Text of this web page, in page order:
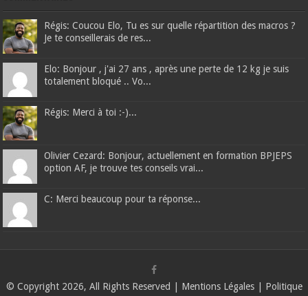
Régis: Coucou Elo, Tu es sur quelle répartition des macros ?
Je te conseillerais de res...
Elo: Bonjour , j'ai 27 ans , après une perte de 12 kg je suis
totalement bloqué .. Vo...
Régis: Merci à toi :-)...
Olivier Cezard: Bonjour, actuellement en formation BPJEPS
option AF, je trouve tes conseils vrai...
C: Merci beaucoup pour ta réponse...
© Copyright 2026, All Rights Reserved | Mentions Légales| Politique